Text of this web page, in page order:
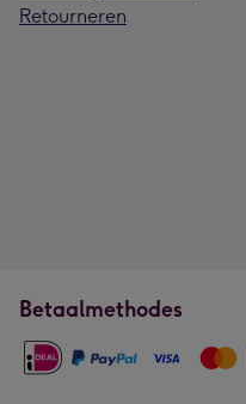
Retourneren
Betaalmethodes